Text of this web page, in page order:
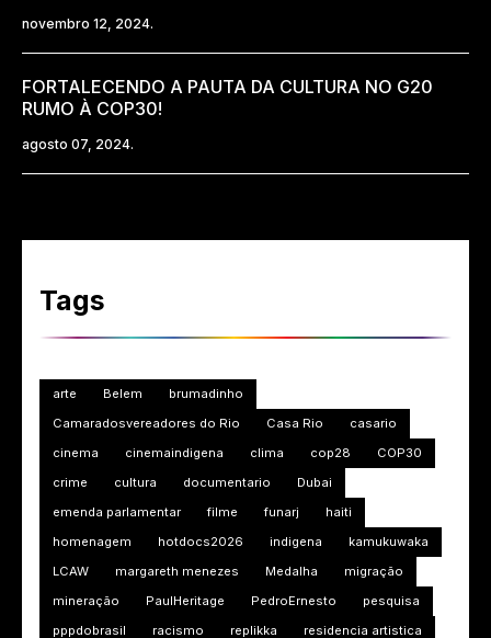
novembro 12, 2024.
FORTALECENDO A PAUTA DA CULTURA NO G20
RUMO À COP30!
agosto 07, 2024.
Tags
arte Belem
brumadinho
Camaradosvereadores do Rio
Casa Rio
casario
cinema
cinemaindigena clima cop28
COP30
crime
cultura documentario
Dubai
emenda parlamentar
filme funarj
haiti
homenagem
hotdocs2026 indigena
kamukuwaka
LCAW
margareth menezes Medalha
migração
mineração
PaulHeritage PedroErnesto
pesquisa
pppdobrasil
racismo replikka
residencia artistica